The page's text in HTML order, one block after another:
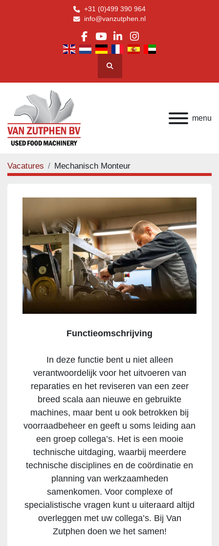
+31 (0)499 390 964
info@vanzutphen.nl
facebook
youtube
linkedin
instagram
Zoeken
menu
Vacatures Mechanisch Monteur
Functieomschrijving
In deze functie bent u niet alleen
verantwoordelijk voor het uitvoeren van
reparaties en het reviseren van een zeer
breed scala aan nieuwe en gebruikte
machines, maar bent u ook betrokken bij
voorraadbeheer en geeft u soms leiding aan
een groep collega’s. Het is een mooie
technische uitdaging, waarbij meerdere
technische disciplines en de coördinatie en
planning van werkzaamheden
samenkomen. Voor complexe of
specialistische vragen kunt u uiteraard altijd
overleggen met uw collega’s. Bij Van
Zutphen doen we het samen!